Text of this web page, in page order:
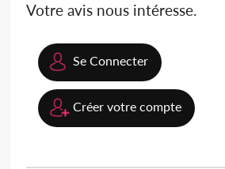
Votre avis nous intéresse.
Se Connecter
Créer votre compte